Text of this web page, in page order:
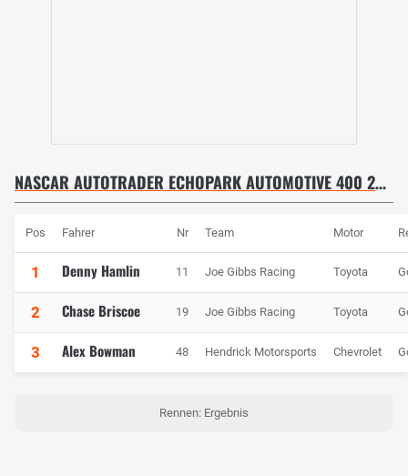
NASCAR AUTOTRADER ECHOPARK AUTOMOTIVE 400 2025 - RENNEN
Pos Fahrer Nr Team Motor
1 Denny Hamlin 11 Joe Gibbs Racing Toyota
2 Chase Briscoe 19 Joe Gibbs Racing Toyota
3 Alex Bowman 48 Hendrick Motorsports Chevrolet
Rennen: Ergebnis